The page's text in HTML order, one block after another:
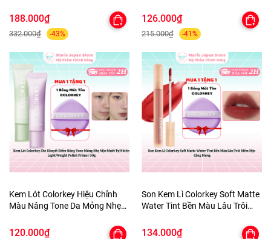
Purifying
188.000₫
332.000₫ -43%
126.000₫
215.000₫ -41%
Kem Lót Colorkey Hiệu Chỉnh
Màu Nâng Tone Da Mỏng Nhẹ
Primer 30g - TẶNG 1 BÔNG MÚT
120.000₫
Son Kem Lì Colorkey Soft Matte
Water Tint Bền Màu Lâu Trôi
MÚT TÍM
134.000₫